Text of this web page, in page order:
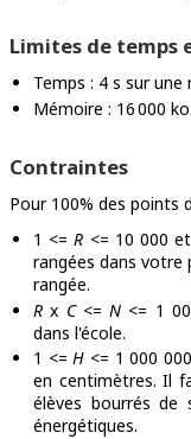
Limites de temps
Temps : 4 s sur une
Mémoire : 16 000 ko.
Contraintes
Pour 100% des points
1 <=R <= 10 000
rangées dans
rangée.
R x C<=N <= 1
dans l'école.
1 <=H <= 1 000
en centimètres. Il
élèves bourrés de
énergétiques.